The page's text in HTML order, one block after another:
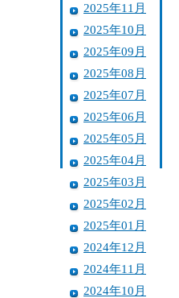
2025年11月
2025年10月
2025年09月
2025年08月
2025年07月
2025年06月
2025年05月
2025年04月
2025年03月
2025年02月
2025年01月
2024年12月
2024年11月
2024年10月